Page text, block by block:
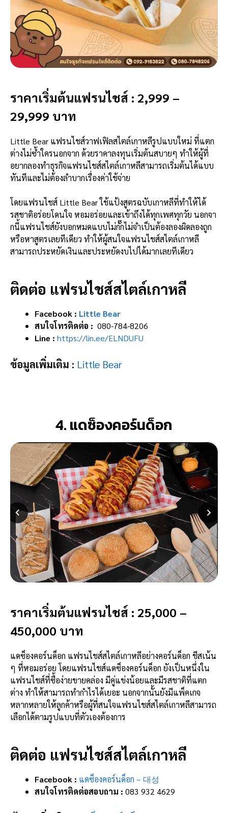
ราคาเริ่มต้นแฟรนไชส์ : 2,999 –
29,999 บาท
Little Bear แฟรนไชส์วาฟเฟิลสไตล์เกาหลีรูปแบบใหม่ ที่แตก
ต่างไม่ซ้ำใครนอกจาก ด้วยราคาลงทุนเริ่มต้นสบายๆ ทำให้ผู้ที่
อยากลองทำธุรกิจแฟรนไชส์สไตล์เกาหลีสามารถเริ่มต้นได้แบบ
ทันทีและไม่ต้องลำบากเรื่องค่าใช้จ่าย
โดยแฟรนไชส์ Little Bear ใช้แป้งสูตรฉบับเกาหลีที่ทำให้ได้
รสชาติอร่อยโดนใจ หอมอร่อยและเข้าถึงได้ทุกเพศทุกวัย นอกจา
กนี้แฟรนไชส์ยังบอกหมดแบบไม่กั๊กไม่จำเป็นต้องลองผิดลองถูก
หรือหาสูตรเลยทีเดียว ทำให้ผู้สนใจแฟรนไชส์สไตล์เกาหลี
สามารถประหยัดเงินและประหยัดงบไปได้มากเลยทีเดียว
ติดต่อ แฟรนไชส์สไตล์เกาหลี
Facebook : Little Bear
สนใจโทรติดต่อ : 080-784-8206
Line : https://lin.ee/ELNDUFU
ข้อมูลเพิ่มเติม : Little Bear
4. แดซ็องคอร์นด็อก
ราคาเริ่มต้นแฟรนไชส์ : 25,000 –
450,000 บาท
แดซ็องคอร์นด็อก แฟรนไชส์สไตล์เกาหลีอย่างคอร์นด็อก ชีสเน้น
ๆ ที่หอมอร่อย โดยแฟรนไชส์แดซ็องคอร์นด็อก ยังเป็นหนึ่งใน
แฟรนไชส์ที่ซื้อง่ายขายคล่อง มีคู่แข่งน้อยและมีรสชาติที่แตก
ต่าง ทำให้สามารถทำกำไรได้เยอะ นอกจากนั้นยังมีแพ็คเกจ
หลากหลายให้ลูกค้าหรือผู้ที่สนใจแฟรนไชส์สไตล์เกาหลีสามารถ
เลือกได้ตามรูปแบบที่ตัวเองต้องการ
ติดต่อ แฟรนไชส์สไตล์เกาหลี
Facebook : แดซ็องคอร์นด็อก – 대성
สนใจโทรติดต่อสอบถาม : 083 932 4629